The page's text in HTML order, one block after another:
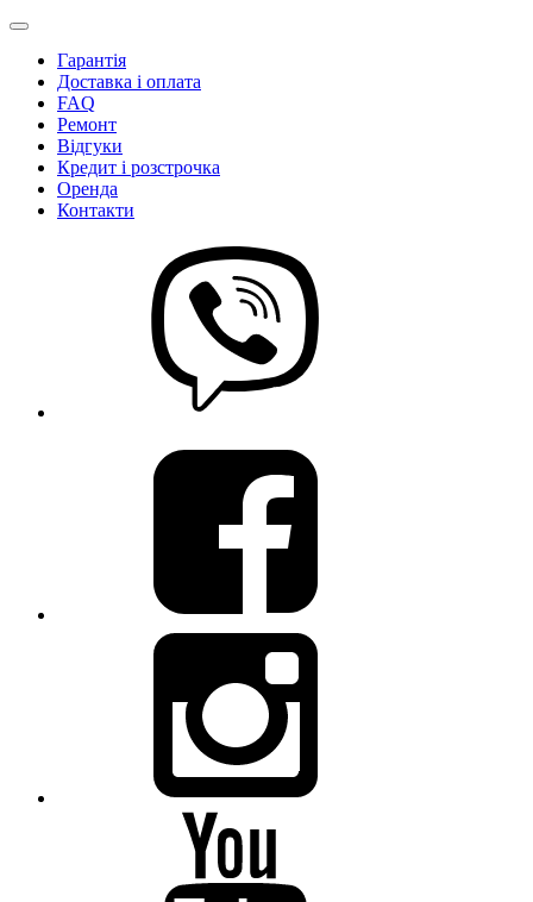
Гарантія
Доставка і оплата
FAQ
Ремонт
Відгуки
Кредит і розстрочка
Оренда
Контакти